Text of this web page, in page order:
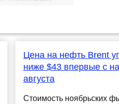
Цена на нефть Brent
ниже $43 впервые с
августа
Стоимость ноябрьских